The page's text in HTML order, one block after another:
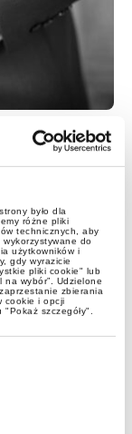
było dla
różne pliki
technicznych, aby
do
użytkowników i
gdy wyrazicie
pliki cookie" lub
na wybór”. Udzielone
zbierania
cookie i opcji
szczegóły".
z